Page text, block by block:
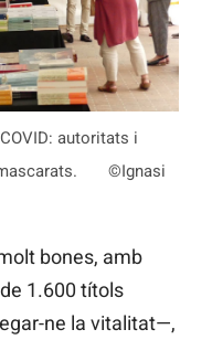
autoritats i
©Ignasi
bones, amb
1.600 títols
ne la vitalitat—,